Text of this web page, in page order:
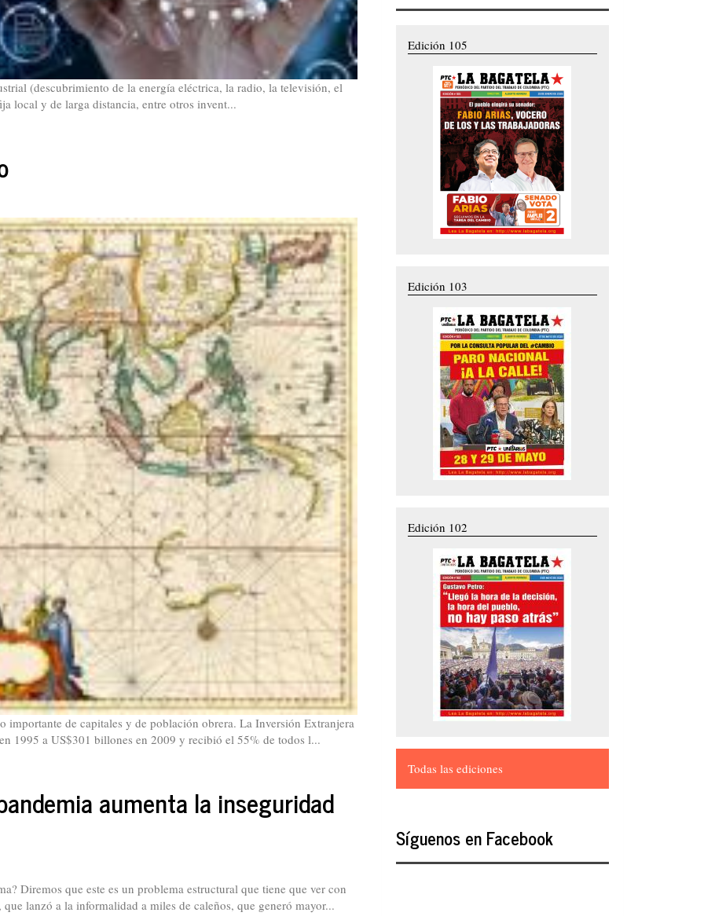
(descubrimiento de la energía eléctrica, la radio, la televisión, el
local y de larga distancia, entre otros invent...
de capitales y de población obrera. La Inversión Extranjera
1995 a US$301 billones en 2009 y recibió el 55% de todos l...
aumenta la inseguridad
Diremos que este es un problema estructural que tiene que ver con
lanzó a la informalidad a miles de caleños, que generó mayor...
Edición 105
Edición 103
Edición 102
Todas las ediciones
Síguenos en Facebook